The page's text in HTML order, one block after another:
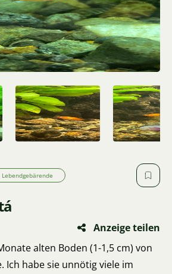
Lebendgebärende
Anzeige teilen
alten Boden (1-1,5 cm) von
Ich habe sie unnötig viele im